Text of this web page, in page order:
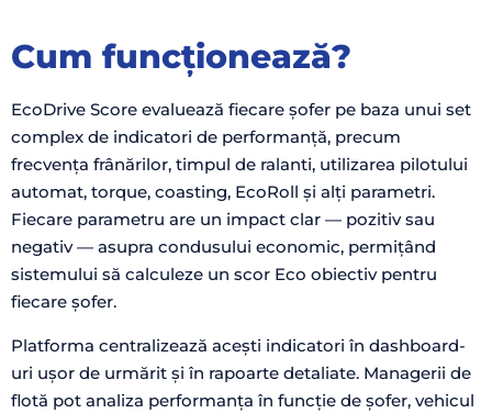
Cum funcționează?
EcoDrive Score evaluează fiecare șofer pe baza unui set
complex de indicatori de performanță, precum
frecvența frânărilor, timpul de ralanti, utilizarea pilotului
automat, torque, coasting, EcoRoll și alți parametri.
Fiecare parametru are un impact clar — pozitiv sau
negativ — asupra condusului economic, permițând
sistemului să calculeze un scor Eco obiectiv pentru
fiecare șofer.
Platforma centralizează acești indicatori în dashboard-
uri ușor de urmărit și în rapoarte detaliate. Managerii de
flotă pot analiza performanța în funcție de șofer, vehicul